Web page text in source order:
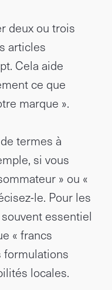
deux ou trois
articles
Cela aide
ce que
marque ».
termes à
si vous
» ou «
le. Pour les
essentiel
« francs
formulations
locales.